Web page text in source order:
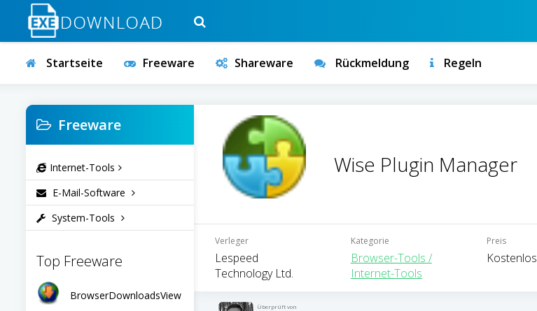
Startseite Freeware Shareware Rückmeldung Regeln
Freeware
Internet-Tools
E-Mail-Software
System-Tools
Top Freeware
BrowserDownloadsView
Wise Plugin Manager
Verleger
Lespeed
Technology Ltd.
Kategorie
Browser-Tools /
Internet-Tools
Preis
Kostenlos
Überprüft von